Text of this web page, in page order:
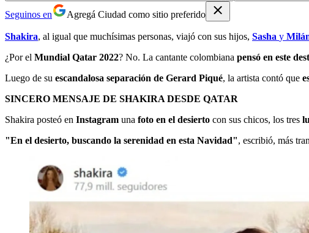
Seguinos en Agregá Ciudad como sitio preferido
Shakira, al igual que muchísimas personas, viajó con sus hijos, Sasha y
¿Por el Mundial Qatar 2022? No. La cantante colombiana pensó en este
Luego de su escandalosa separación de Gerard Piqué, la artista contó que
SINCERO MENSAJE DE SHAKIRA DESDE QATAR
Shakira posteó en Instagram una foto en el desierto con sus chicos, los tres
"En el desierto, buscando la serenidad en esta Navidad", escribió, más